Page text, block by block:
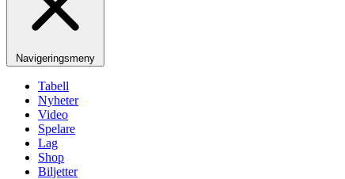
Navigeringsmeny
Tabell
Nyheter
Video
Spelare
Lag
Shop
Biljetter